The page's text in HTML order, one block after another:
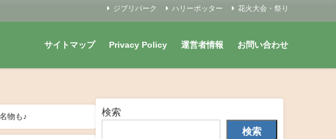
ジブリパーク ハリーポッター 花火大会・祭り
サイトマップ Privacy Policy 運営者情報 お問い合わせ
物も♪ 検索
検索